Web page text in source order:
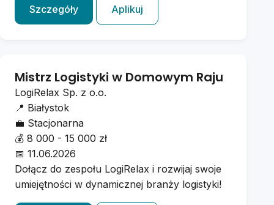
Szczegóły Aplikuj
Mistrz Logistyki w Domowym Raju
LogiRelax Sp. z o.o.
📍 Białystok
💼 Stacjonarna
💰 8 000 - 15 000 zł
📅 11.06.2026
Dołącz do zespołu LogiRelax i rozwijaj swoje
umiejętności w dynamicznej branży logistyki!